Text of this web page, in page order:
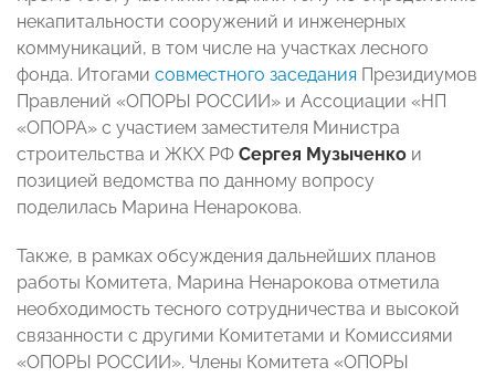
некапитальности сооружений и инженерных
коммуникаций, в том числе на участках лесного
фонда. Итогами совместного заседания Президиумов
Правлений «ОПОРЫ РОССИИ» и Ассоциации «НП
«ОПОРА» с участием заместителя Министра
строительства и ЖКХ РФ Сергея Музыченко и
позицией ведомства по данному вопросу
поделилась Марина Ненарокова.
Также, в рамках обсуждения дальнейших планов
работы Комитета, Марина Ненарокова отметила
необходимость тесного сотрудничества и высокой
связанности с другими Комитетами и Комиссиями
«ОПОРЫ РОССИИ». Члены Комитета «ОПОРЫ